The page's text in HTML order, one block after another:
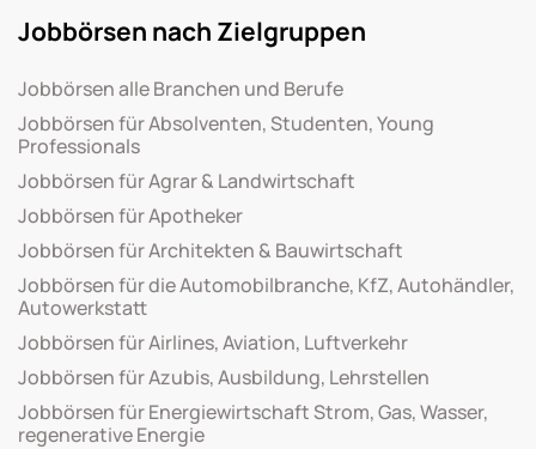
Jobbörsen nach Zielgruppen
Jobbörsen alle Branchen und Berufe
Jobbörsen für Absolventen, Studenten, Young
Professionals
Jobbörsen für Agrar & Landwirtschaft
Jobbörsen für Apotheker
Jobbörsen für Architekten & Bauwirtschaft
Jobbörsen für die Automobilbranche, KfZ, Autohändler,
Autowerkstatt
Jobbörsen für Airlines, Aviation, Luftverkehr
Jobbörsen für Azubis, Ausbildung, Lehrstellen
Jobbörsen für Energiewirtschaft Strom, Gas, Wasser,
regenerative Energie